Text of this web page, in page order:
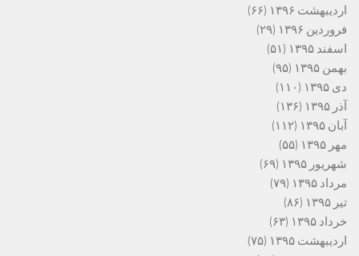
اردیبهشت ۱۳۹۶
(۶۶)
فروردین ۱۳۹۶
(۲۹)
اسفند ۱۳۹۵
(۵۱)
بهمن ۱۳۹۵
(۹۵)
دی ۱۳۹۵
(۱۱۰)
آذر ۱۳۹۵
(۱۳۶)
آبان ۱۳۹۵
(۱۱۲)
مهر ۱۳۹۵
(۵۵)
شهریور ۱۳۹۵
(۶۹)
مرداد ۱۳۹۵
(۷۹)
تیر ۱۳۹۵
(۸۶)
خرداد ۱۳۹۵
(۶۳)
اردیبهشت ۱۳۹۵
(۷۵)